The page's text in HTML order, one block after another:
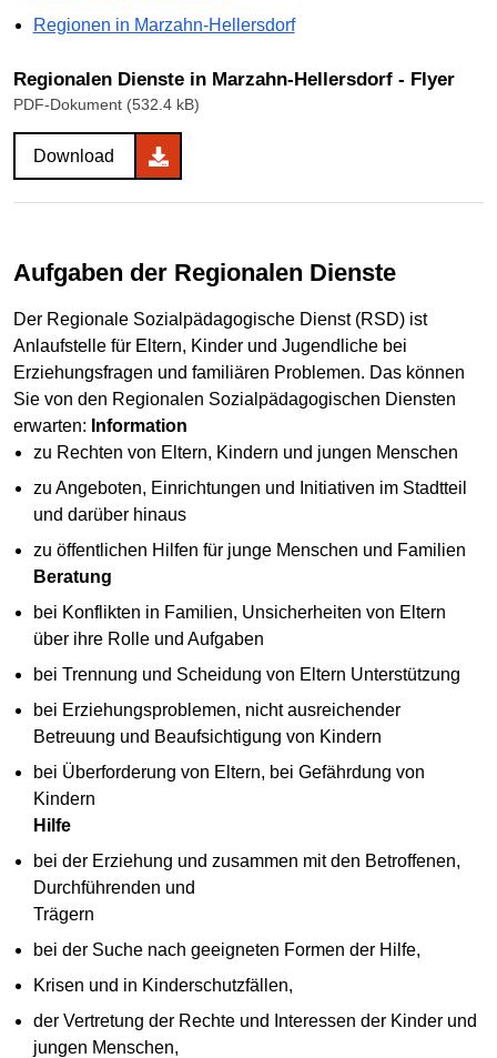
Regionen in Marzahn-Hellersdorf
Regionalen Dienste in Marzahn-Hellersdorf - Flyer
PDF-Dokument (532.4 kB)
Download
Aufgaben der Regionalen Dienste
Der Regionale Sozialpädagogische Dienst (RSD) ist
Anlaufstelle für Eltern, Kinder und Jugendliche bei
Erziehungsfragen und familiären Problemen. Das können
Sie von den Regionalen Sozialpädagogischen Diensten
erwarten: Information
zu Rechten von Eltern, Kindern und jungen Menschen
zu Angeboten, Einrichtungen und Initiativen im Stadtteil
und darüber hinaus
zu öffentlichen Hilfen für junge Menschen und Familien
Beratung
bei Konflikten in Familien, Unsicherheiten von Eltern
über ihre Rolle und Aufgaben
bei Trennung und Scheidung von Eltern Unterstützung
bei Erziehungsproblemen, nicht ausreichender
Betreuung und Beaufsichtigung von Kindern
bei Überforderung von Eltern, bei Gefährdung von
Kindern
Hilfe
bei der Erziehung und zusammen mit den Betroffenen,
Durchführenden und
Trägern
bei der Suche nach geeigneten Formen der Hilfe,
Krisen und in Kinderschutzfällen,
der Vertretung der Rechte und Interessen der Kinder und
jungen Menschen,